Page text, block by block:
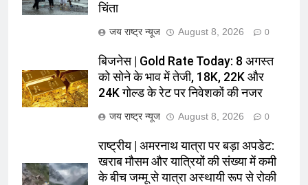
चिंता
जय राष्ट्र न्यूज August 8, 2026 0
बिजनेस | Gold Rate Today: 8 अगस्त
को सोने के भाव में तेजी, 18K, 22K और
24K गोल्ड के रेट पर निवेशकों की नजर
जय राष्ट्र न्यूज August 8, 2026 0
राष्ट्रीय | अमरनाथ यात्रा पर बड़ा अपडेट:
खराब मौसम और यात्रियों की संख्या में कमी
के बीच जम्मू से यात्रा अस्थायी रूप से रोकी